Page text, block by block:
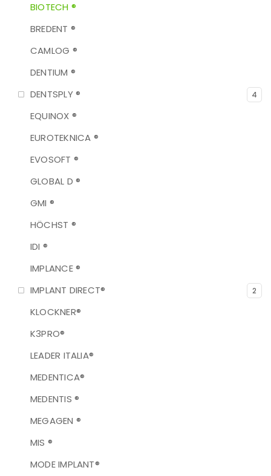
BIOTECH ®
BREDENT ®
CAMLOG ®
DENTIUM ®
DENTSPLY ®
4
EQUINOX ®
EUROTEKNICA ®
EVOSOFT ®
GLOBAL D ®
GMI ®
HÖCHST ®
IDI ®
IMPLANCE ®
IMPLANT DIRECT®
2
KLOCKNER®
K3PRO®
LEADER ITALIA®
MEDENTICA®
MEDENTIS ®
MEGAGEN ®
MIS ®
MODE IMPLANT®